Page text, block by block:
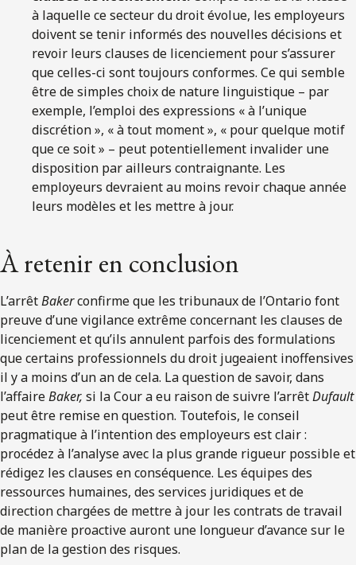
à laquelle ce secteur du droit évolue, les employeurs
doivent se tenir informés des nouvelles décisions et
revoir leurs clauses de licenciement pour s’assurer
que celles-ci sont toujours conformes. Ce qui semble
être de simples choix de nature linguistique – par
exemple, l’emploi des expressions « à l’unique
discrétion », « à tout moment », « pour quelque motif
que ce soit » – peut potentiellement invalider une
disposition par ailleurs contraignante. Les
employeurs devraient au moins revoir chaque année
leurs modèles et les mettre à jour.
À retenir en conclusion
L’arrêtBakerconfirme que les tribunaux de l’Ontario font
preuve d’une vigilance extrême concernant les clauses de
licenciement et qu’ils annulent parfois des formulations
que certains professionnels du droit jugeaient inoffensives
il y a moins d’un an de cela. La question de savoir, dans
l’affaireBaker, si la Cour a eu raison de suivre l’arrêtDufault
peut être remise en question. Toutefois, le conseil
pragmatique à l’intention des employeurs est clair :
procédez à l’analyse avec la plus grande rigueur possible et
rédigez les clauses en conséquence. Les équipes des
ressources humaines, des services juridiques et de
direction chargées de mettre à jour les contrats de travail
de manière proactive auront une longueur d’avance sur le
plan de la gestion des risques.